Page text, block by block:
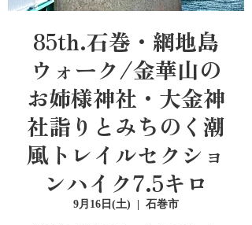
85th.石巻・網地島
ウォーク/金華山の
お姉様神社・大金神
社詣りとみちのく潮
風トレイルセクショ
ンハイク7.5キロ
9月16日(土) 石巻市